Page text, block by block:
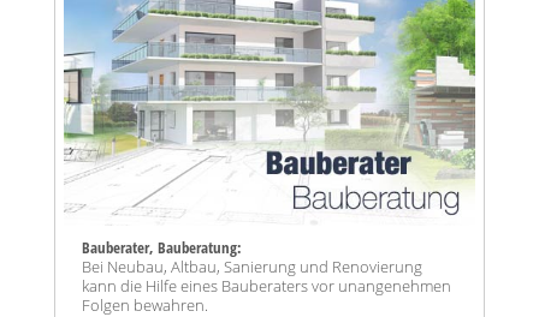
Bauberater, Bauberatung:
Bei Neubau, Altbau, Sanierung und Renovierung
kann die Hilfe eines Bauberaters vor unangenehmen
Folgen bewahren.